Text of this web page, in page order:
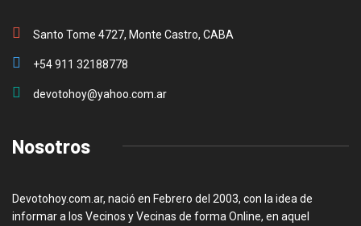
Santo Tome 4727, Monte Castro, CABA
+54 911 32188778
devotohoy@yahoo.com.ar
Nosotros
Devotohoy.com.ar, nació en Febrero del 2003, con la idea de
informar a los Vecinos y Vecinas de forma Online, en aquel